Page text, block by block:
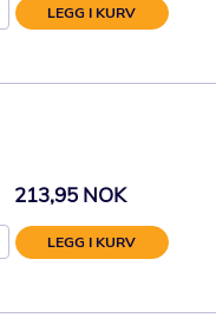
LEGG I KURV
213,95 NOK
LEGG I KURV